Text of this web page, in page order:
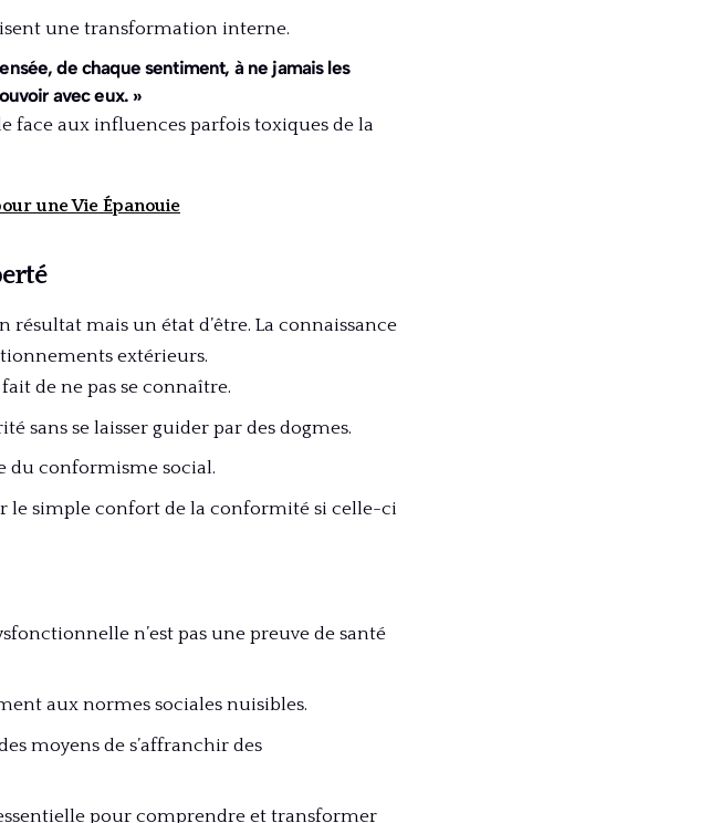
une transformation interne.
de chaque sentiment, à ne jamais les
avec eux. »
face aux influences parfois toxiques de la
une Vie Épanouie
mais un état d’être. La connaissance
extérieurs.
de ne pas se connaître.
sans se laisser guider par des dogmes.
du conformisme social.
le simple confort de la conformité si celle-ci
n’est pas une preuve de santé
aux normes sociales nuisibles.
moyens de s’affranchir des
pour comprendre et transformer